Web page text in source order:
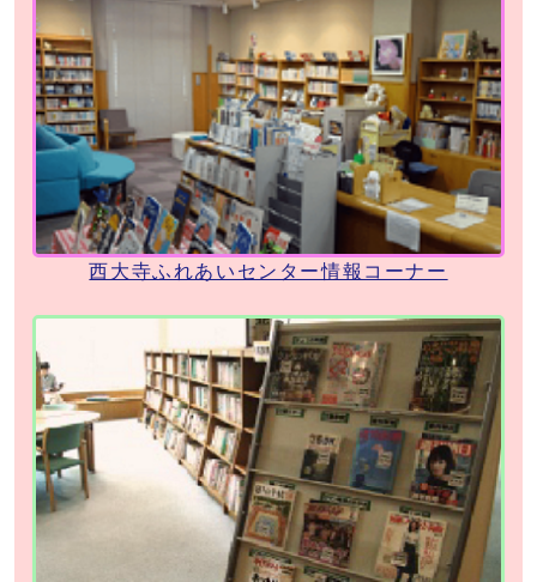
西大寺ふれあいセンター情報コーナー